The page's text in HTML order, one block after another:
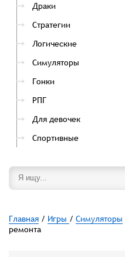
Драки
Стратегии
Логические
Симуляторы
Гонки
РПГ
Для девочек
Спортивные
Главная / Игры / Симуляторы
ремонта